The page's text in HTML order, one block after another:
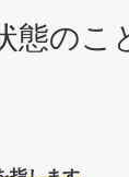
態のこ